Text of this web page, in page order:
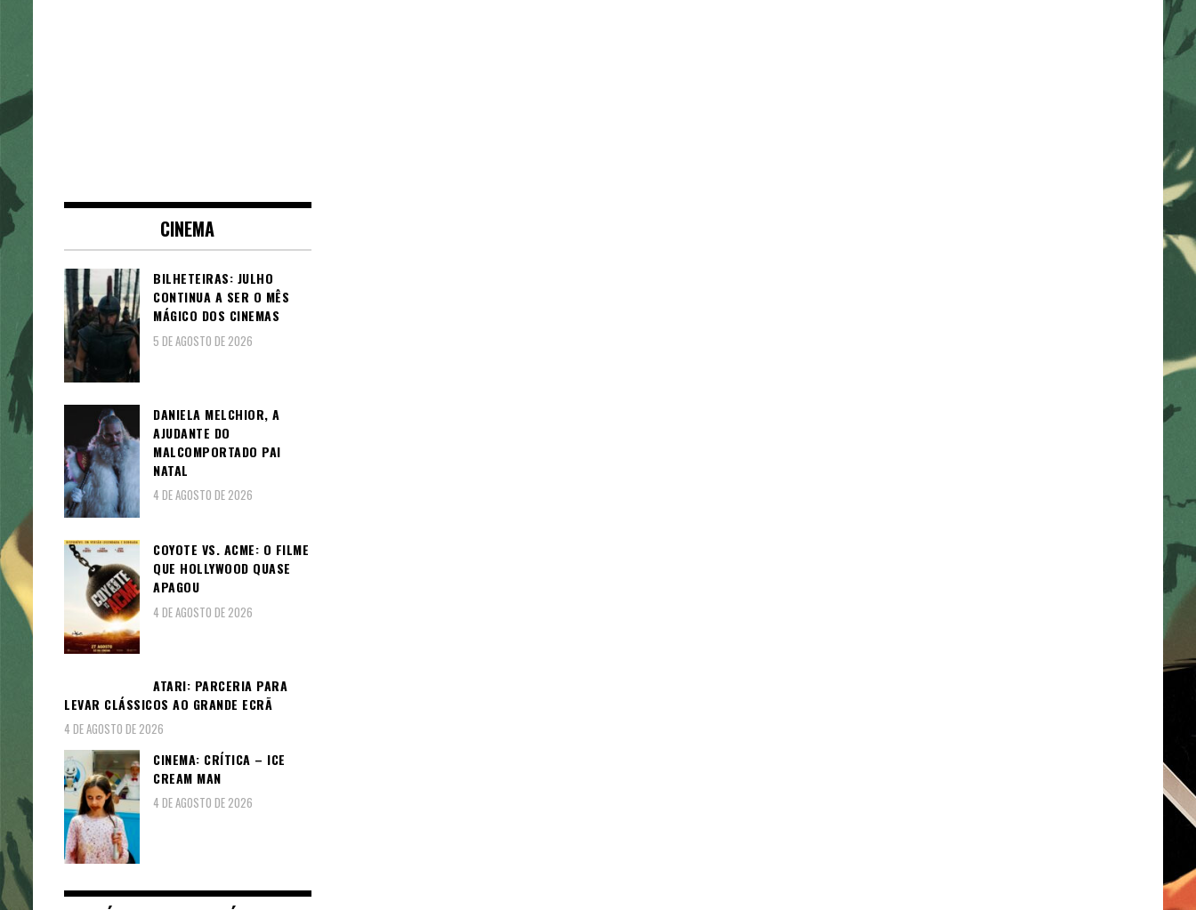
CINEMA
BILHETEIRAS: JULHO
CONTINUA A SER O MÊS
MÁGICO DOS CINEMAS
5 DE AGOSTO DE 2026
DANIELA MELCHIOR, A
AJUDANTE DO
MALCOMPORTADO PAI
NATAL
4 DE AGOSTO DE 2026
COYOTE VS. ACME: O FILME
QUE HOLLYWOOD QUASE
APAGOU
4 DE AGOSTO DE 2026
ATARI: PARCERIA PARA
LEVAR CLÁSSICOS AO GRANDE ECRÃ
4 DE AGOSTO DE 2026
CINEMA: CRÍTICA – ICE
CREAM MAN
4 DE AGOSTO DE 2026